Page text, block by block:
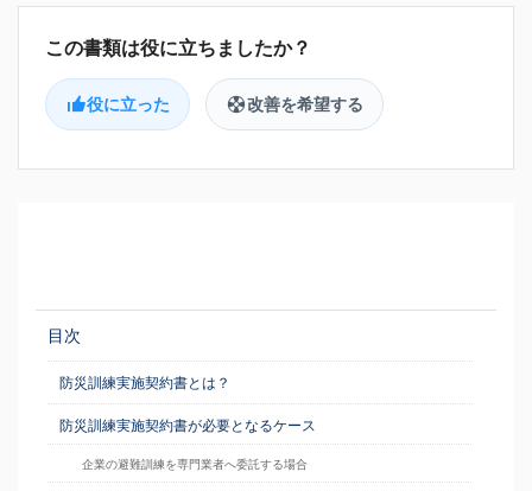
役に立った 改善を希望する
目次
防災訓練実施契約書とは？
防災訓練実施契約書が必要となるケース
企業の避難訓練を専門業者へ委託する場合